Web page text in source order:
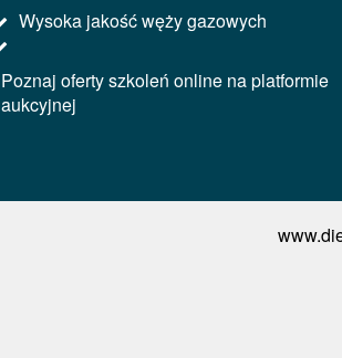
Wysoka jakość węży gazowych
Poznaj oferty szkoleń online na platformie
aukcyjnej